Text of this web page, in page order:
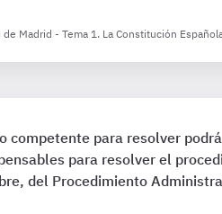
Madrid - Tema 1. La Constitución
competente para resolver
para resolver el
del Procedimiento